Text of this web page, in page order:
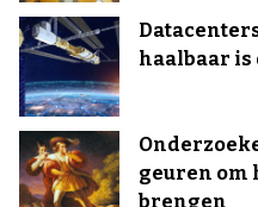
haalbaar is
geuren om
brengen